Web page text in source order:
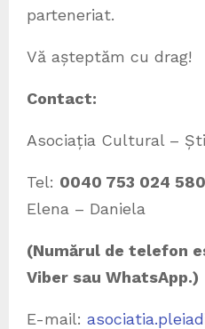
parteneriat.
Vă așteptăm cu drag!
Contact:
Asociația Cultural –
Tel: 0040 753 024 580
Elena – Daniela
(Numărul de telefon
Viber sau WhatsApp.)
E-mail: